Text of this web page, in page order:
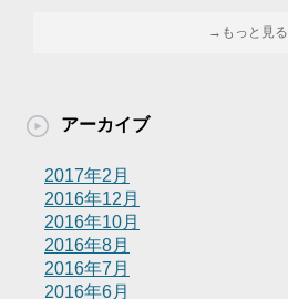
→もっと見る
アーカイブ
2017年2月
2016年12月
2016年10月
2016年8月
2016年7月
2016年6月